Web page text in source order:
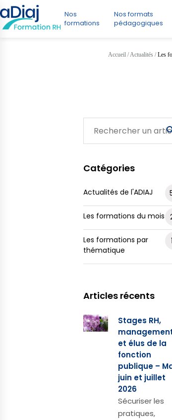
Nos
formations
Nos formats
pédagogiques
Accueil /Actualités /Les
Catégories
Actualités de l'ADIAJ
Les formations du mois
Les formations par
thématique
Articles récents
Stages RH,
et élus de la
fonction
publique –
juin et juillet
2026
Sécuriser les
pratiques,